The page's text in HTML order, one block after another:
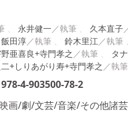
永井健一 久本直子
飯田淳 鈴木里江
亜喜良+寺門孝之 タ
+しりあがり寿+寺門孝之
978-4-903500-78-2
画/劇/文芸/音楽/その他諸